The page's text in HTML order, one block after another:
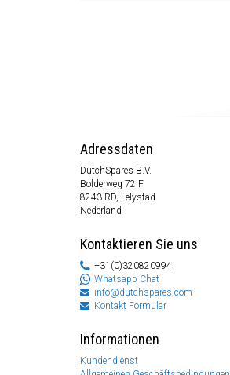
Adressdaten
DutchSpares B.V.
Bolderweg 72 F
8243 RD, Lelystad
Nederland
Kontaktieren Sie uns
+31(0)320820994
Whatsapp Chat
info@dutchspares.com
Kontakt Formular
Informationen
Kundendienst